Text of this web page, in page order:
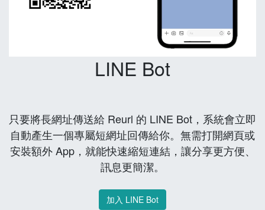
LINE Bot
只要將長網址傳送給 Reurl 的 LINE Bot，系統會立即
自動產生一個專屬短網址回傳給你。無需打開網頁或
安裝額外 App，就能快速縮短連結，讓分享更方便、
訊息更簡潔。
加入 LINE Bot